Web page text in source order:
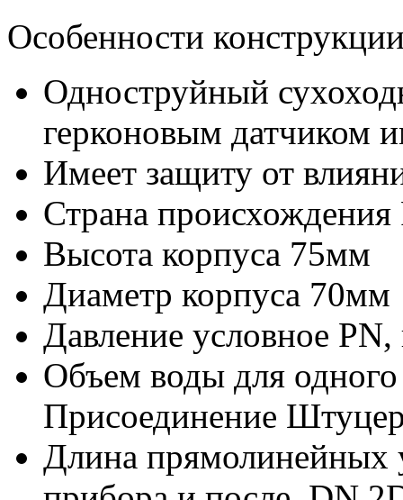
Особенности
Одноструйный
герконовым датчиком
Имеет защиту от
Страна происхождения
Высота корпуса 75мм
Диаметр корпуса 70мм
Давление условное
Объем воды для
Присоединение
Длина прямолинейных